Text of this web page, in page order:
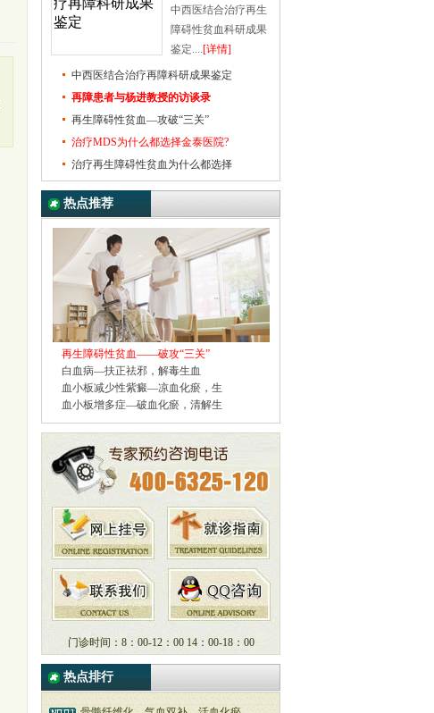
障科研成果鉴定
中西医结合治疗再生
障碍性贫血科研成果
鉴定....[详情]
中西医结合治疗再障科研成果鉴定
再障患者与杨进教授的访谈录
再生障碍性贫血—攻破“三关”
治疗MDS为什么都选择金泰医院?
治疗再生障碍性贫血为什么都选择
热点推荐
再生障碍性贫血——破攻“三关”
白血病—扶正祛邪，解毒生血
血小板减少性紫癜—凉血化瘀，生
血小板增多症—破血化瘀，清解生
门诊时间：8：00-12：00 14：00-18：00
热点排行